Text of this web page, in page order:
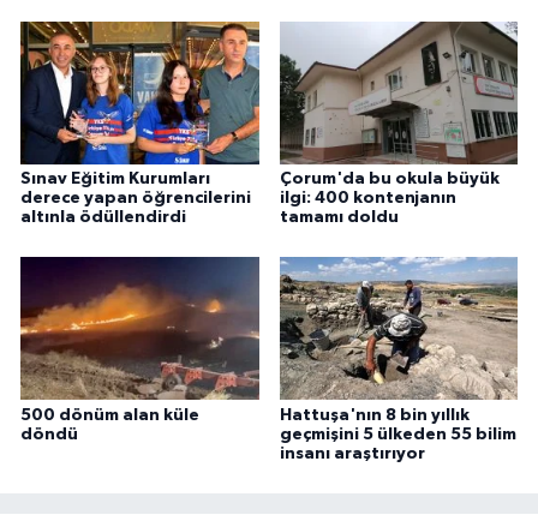
Sınav Eğitim Kurumları
derece yapan öğrencilerini
altınla ödüllendirdi
Çorum'da bu okula büyük
ilgi: 400 kontenjanın
tamamı doldu
500 dönüm alan küle
döndü
Hattuşa'nın 8 bin yıllık
geçmişini 5 ülkeden 55 bilim
insanı araştırıyor